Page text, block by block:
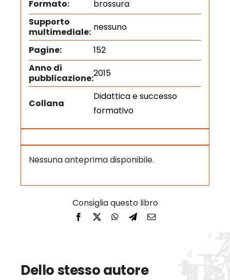
Formato:
brossura
Supporto
multimediale: nessuno
Pagine:
152
Anno di
pubblicazione:2015
Collana
Didattica e successo
formativo
Nessuna anteprima disponibile.
Dello stesso autore